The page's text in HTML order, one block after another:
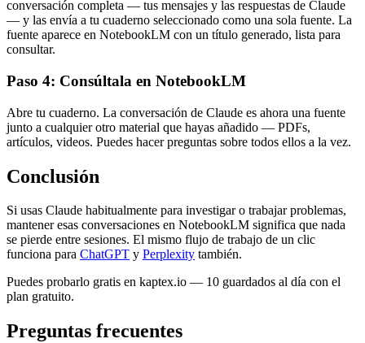
conversación completa — tus mensajes y las respuestas de Claude
— y las envía a tu cuaderno seleccionado como una sola fuente. La
fuente aparece en NotebookLM con un título generado, lista para
consultar.
Paso 4: Consúltala en NotebookLM
Abre tu cuaderno. La conversación de Claude es ahora una fuente
junto a cualquier otro material que hayas añadido — PDFs,
artículos, videos. Puedes hacer preguntas sobre todos ellos a la vez.
Conclusión
Si usas Claude habitualmente para investigar o trabajar problemas,
mantener esas conversaciones en NotebookLM significa que nada
se pierde entre sesiones. El mismo flujo de trabajo de un clic
funciona para ChatGPT y Perplexity también.
Puedes probarlo gratis en kaptex.io — 10 guardados al día con el
plan gratuito.
Preguntas frecuentes